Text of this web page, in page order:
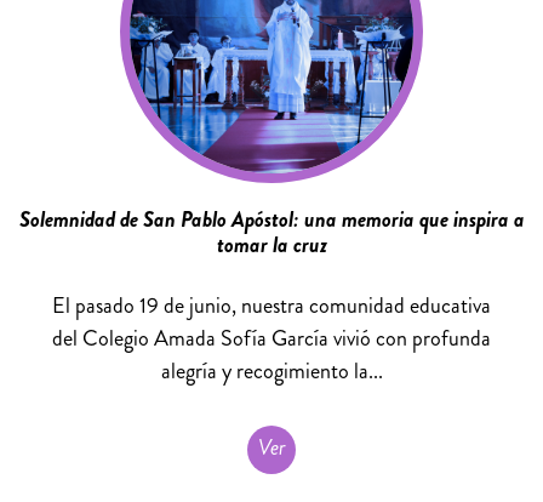
Solemnidad de San Pablo Apóstol: una memoria que inspira a
tomar la cruz
El pasado 19 de junio, nuestra comunidad educativa
del Colegio Amada Sofía García vivió con profunda
alegría y recogimiento la...
Ver